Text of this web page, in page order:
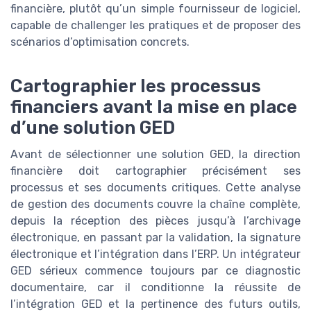
financière, plutôt qu’un simple fournisseur de logiciel,
capable de challenger les pratiques et de proposer des
scénarios d’optimisation concrets.
Cartographier les processus
financiers avant la mise en place
d’une solution GED
Avant de sélectionner une solution GED, la direction
financière doit cartographier précisément ses
processus et ses documents critiques. Cette analyse
de gestion des documents couvre la chaîne complète,
depuis la réception des pièces jusqu’à l’archivage
électronique, en passant par la validation, la signature
électronique et l’intégration dans l’ERP. Un intégrateur
GED sérieux commence toujours par ce diagnostic
documentaire, car il conditionne la réussite de
l’intégration GED et la pertinence des futurs outils,